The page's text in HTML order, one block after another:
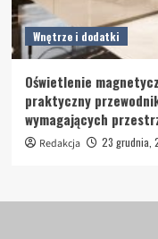
Wnętrze i dodatki
Oświetlenie
praktyczny
wymagających
Redakcja 23 grudnia,